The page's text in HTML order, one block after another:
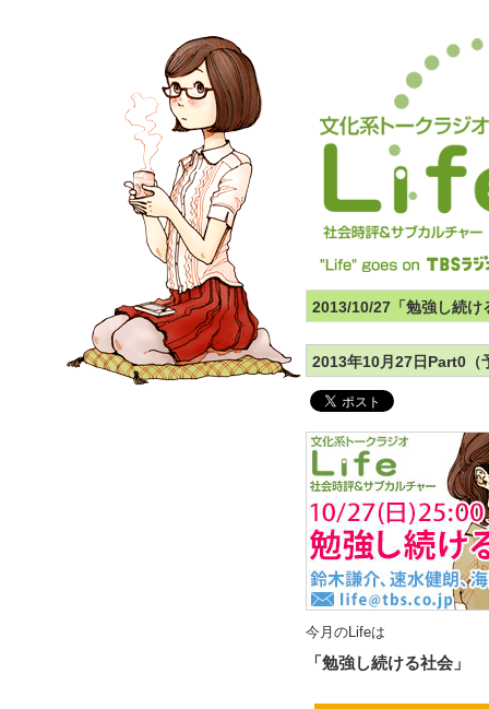
2013/10/27「勉強し続け
2013年10月27日Part0（
今月のLifeは
「勉強し続ける社会」